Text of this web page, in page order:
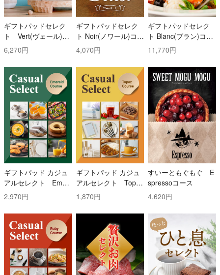
ギフトパッドセレク
ト Vert(ヴェール)コ
ース
6,270円
ギフトパッドセレク
ト Noir(ノワール)コー
ス
4,070円
ギフトパッドセレク
ト Blanc(ブラン)コー
ス
11,770円
ギフトパッド カジュ
アルセレクト Emer
ald(エメラルド)コー
ス
2,970円
ギフトパッド カジュ
アルセレクト Topaz
(トパーズ)コース
1,870円
すいーともぐもぐ E
spressoコース
4,620円